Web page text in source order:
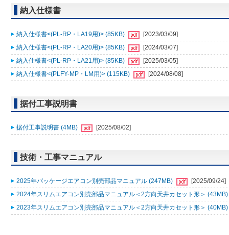
納入仕様書
納入仕様書<(PL-RP・LA19用)> (85KB)
[2023/03/09]
納入仕様書<(PL-RP・LA20用)> (85KB)
[2024/03/07]
納入仕様書<(PL-RP・LA21用)> (85KB)
[2025/03/05]
納入仕様書<(PLFY-MP・LM用)> (115KB)
[2024/08/08]
据付工事説明書
据付工事説明書 (4MB) [2025/08/02]
技術・工事マニュアル
2025年パッケージエアコン別売部品マニュアル (247MB)
[2025/09/24]
2024年スリムエアコン別売部品マニュアル＜2方向天井カセット形＞ (43MB)
2023年スリムエアコン別売部品マニュアル＜2方向天井カセット形＞ (40MB)